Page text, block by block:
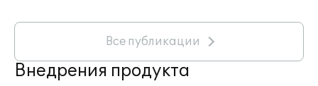
Все публикации
Внедрения продукта